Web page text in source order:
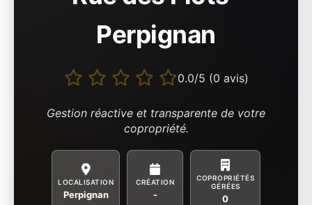
Perpignan
0.0/5 (0 avis)
Gestion réactive et transparente de votre
copropriété.
LOCALISATION
Perpignan
CRÉATION
-
COPROPRIÉTÉS
GÉRÉES
0